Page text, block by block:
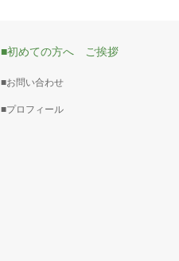
■初めての方へ ご挨拶
■お問い合わせ
■プロフィール